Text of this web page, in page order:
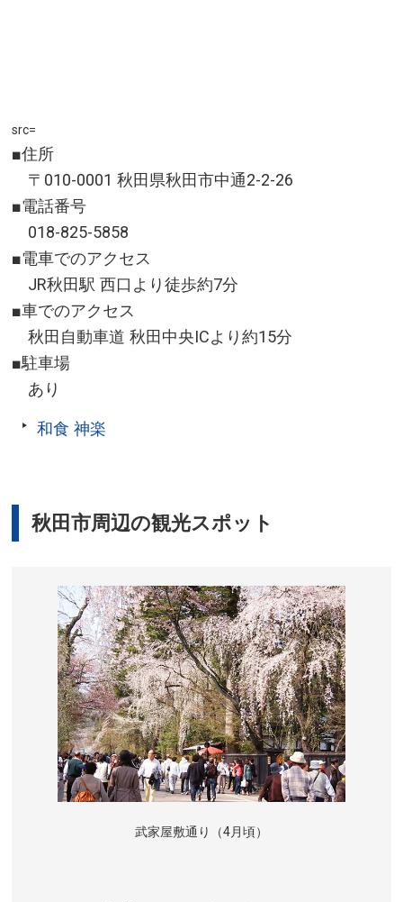
src=
■住所
〒010-0001 秋田県秋田市中通2-2-26
■電話番号
018-825-5858
■電車でのアクセス
JR秋田駅 西口より徒歩約7分
■車でのアクセス
秋田自動車道 秋田中央ICより約15分
■駐車場
あり
和食 神楽
秋田市周辺の観光スポット
武家屋敷通り（4月頃）